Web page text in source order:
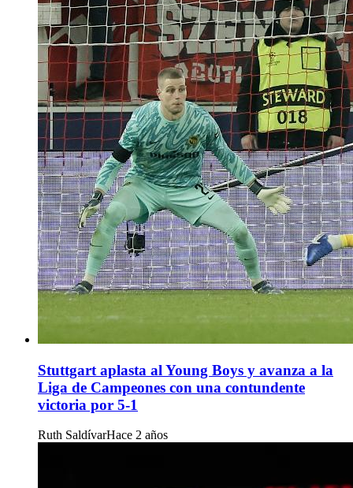
Stuttgart aplasta al Young Boys y avanza a la
Liga de Campeones con una contundente
victoria por 5-1
Ruth SaldívarHace 2 años